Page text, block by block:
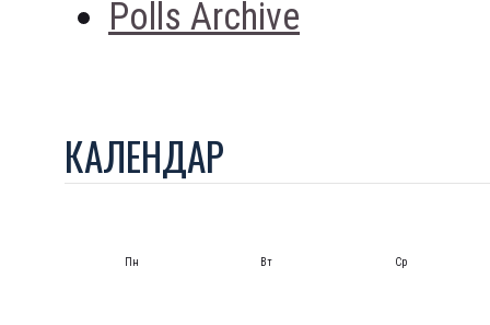
Polls Archive
КАЛЕНДАР
Пн Вт Ср